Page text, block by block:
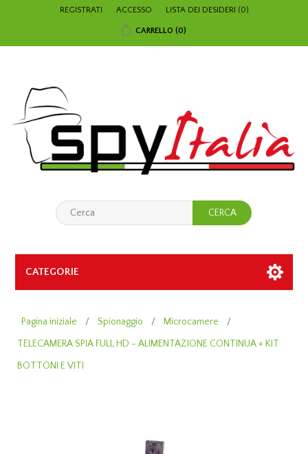
REGISTRATI ACCESSO LISTA DEI DESIDERI (0)
CARRELLO (0)
CATEGORIE
Pagina iniziale / Spionaggio / Microcamere
/
TELECAMERA SPIA FULL HD - ALIMENTAZIONE CONTINUA + KIT
BOTTONI E VITI